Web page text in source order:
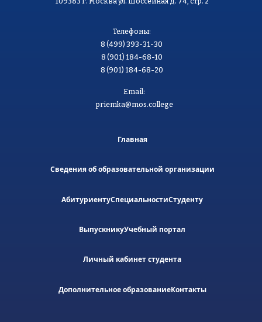
Главная
Сведения об образовательной организации
АбитуриентуСпециальностиСтуденту
ВыпускникуУчебный портал
Личный кабинет студента
Дополнительное образованиеКонтакты
Телефоны:
8 (499) 393-31-30
8 (901) 184-68-10
8 (901) 184-68-20
Email:
priemka@mos.college